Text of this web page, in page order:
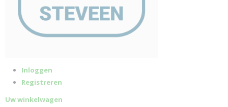
Inloggen
Registreren
Uw winkelwagen